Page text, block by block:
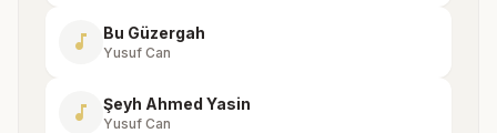
music_note Bu Güzergah
Yusuf Can
music_note Şeyh Ahmed Yasin
Yusuf Can